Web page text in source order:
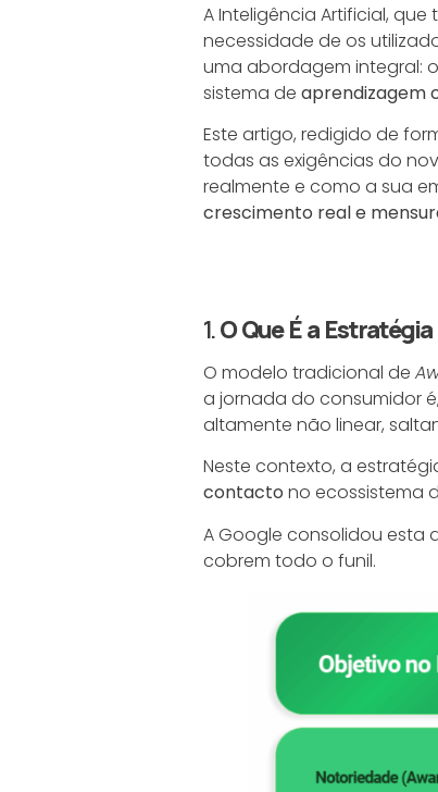
A Inteligência Artificial,
necessidade de os
uma abordagem integral: o
sistema de aprendizagem
Este artigo, redigido de
todas as exigências do
realmente e como a sua
crescimento real e
1.O Que É a
O modelo tradicional de
a jornada do consumidor
altamente não linear,
Neste contexto, a
contacto no ecossistema
A Google consolidou esta
cobrem todo o funil.